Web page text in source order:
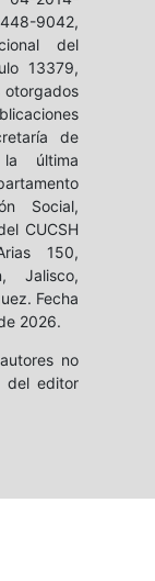
9042,
del
13379,
otorgados
de
la última
Social,
CUCSH
150,
Jalisco,
Fecha
2026.
no
del editor